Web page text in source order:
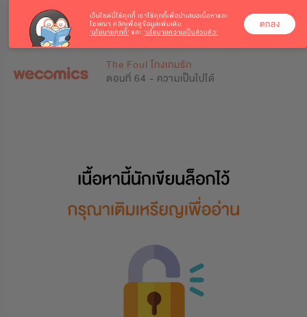
The Foul โกงเกมรัก
ตอนที่ 64 - ความเป็นไปได้
เว็บไซต์นี้ใช้คุกกี้ เราใช้คุกกี้เพื่อนำเสนอเนื้อหาและ
โฆษณา คลิกเพื่อดูข้อมูลเพิ่มเติม
‘นโยบายคุกกี้’ และ ‘นโยบายความเป็นส่วนตัว’
ตกลง